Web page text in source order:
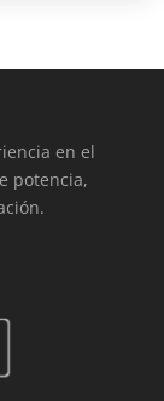
en el
potencia,